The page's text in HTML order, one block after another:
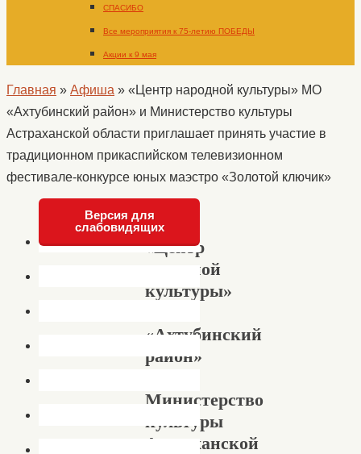
СПАСИБО
Все мероприятия к 75-летию ПОБЕДЫ
Акции к 9 мая
Главная » Афиша » «Центр народной культуры» МО
«Ахтубинский район» и Министерство культуры
Астраханской области приглашает принять участие в
традиционном прикаспийском телевизионном
фестивале-конкурсе юных маэстро «Золотой ключик»
«Центр
народной
культуры»
«Ахтубинский
район»
Министерство
культуры
Астраханской
Версия для
слабовидящих